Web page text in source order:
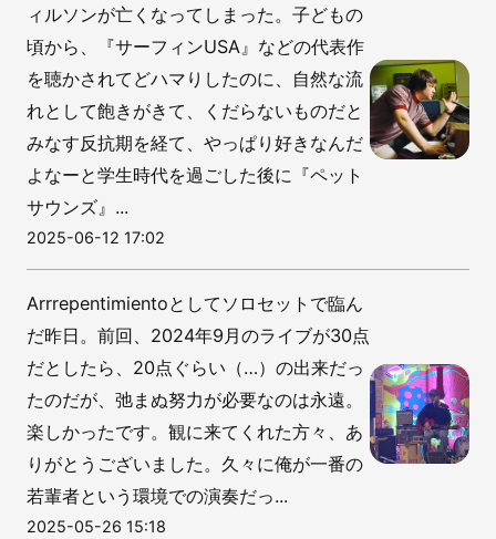
ィルソンが亡くなってしまった。子どもの
頃から、『サーフィンUSA』などの代表作
を聴かされてどハマりしたのに、自然な流
れとして飽きがきて、くだらないものだと
みなす反抗期を経て、やっぱり好きなんだ
よなーと学生時代を過ごした後に『ペット
サウンズ』...
2025-06-12 17:02
Arrrepentimientoとしてソロセットで臨ん
だ昨日。前回、2024年9月のライブが30点
だとしたら、20点ぐらい（…）の出来だっ
たのだが、弛まぬ努力が必要なのは永遠。
楽しかったです。観に来てくれた方々、あ
りがとうございました。久々に俺が一番の
若輩者という環境での演奏だっ...
2025-05-26 15:18